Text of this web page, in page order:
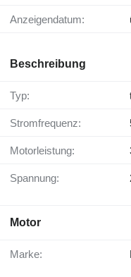
Anzeigendatum:
Beschreibung
Typ:
Stromfrequenz:
Motorleistung:
Spannung:
Motor
Marke: